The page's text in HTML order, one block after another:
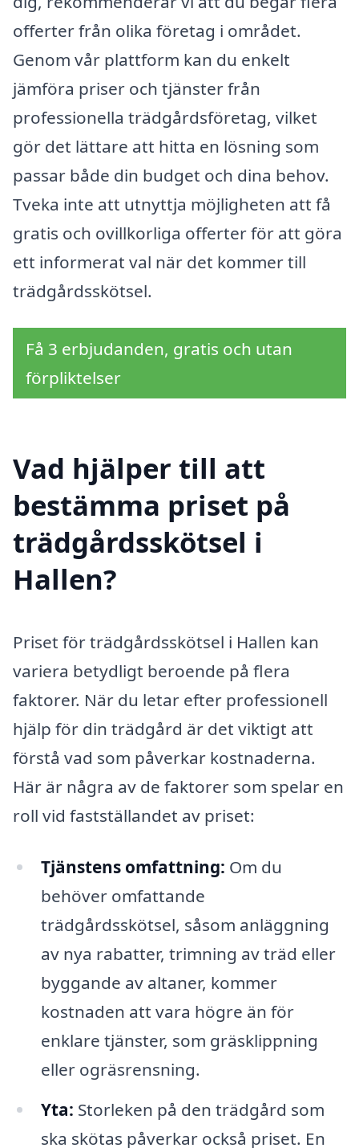
offerter från olika företag i området.
Genom vår plattform kan du enkelt
jämföra priser och tjänster från
professionella trädgårdsföretag, vilket
gör det lättare att hitta en lösning som
passar både din budget och dina behov.
Tveka inte att utnyttja möjligheten att få
gratis och ovillkorliga offerter för att göra
ett informerat val när det kommer till
trädgårdsskötsel.
Få 3 erbjudanden, gratis och utan
förpliktelser
Vad hjälper till att
bestämma priset på
trädgårdsskötsel i
Hallen?
Priset för trädgårdsskötsel i Hallen kan
variera betydligt beroende på flera
faktorer. När du letar efter professionell
hjälp för din trädgård är det viktigt att
förstå vad som påverkar kostnaderna.
Här är några av de faktorer som spelar en
roll vid fastställandet av priset:
Tjänstens omfattning: Om du
behöver omfattande
trädgårdsskötsel, såsom anläggning
av nya rabatter, trimning av träd eller
byggande av altaner, kommer
kostnaden att vara högre än för
enklare tjänster, som gräsklippning
eller ogräsrensning.
Yta: Storleken på den trädgård som
ska skötas påverkar också priset. En